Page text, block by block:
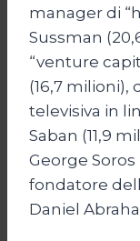
manager di
Sussman
“venture
(16,7
televisiva in
Saban (11,9
George
fondatore
Daniel